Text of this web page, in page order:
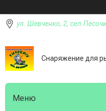
ул. Шевченко, 2,
Снаряжение для